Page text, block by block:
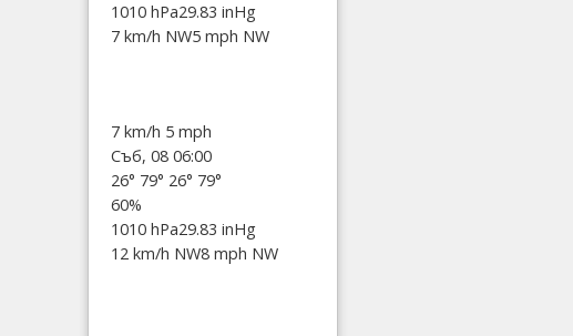
1010 hPa29.83 inHg
7 km/h NW5 mph NW
7 km/h 5 mph
Съб, 08 06:00
26° 79° 26° 79°
60%
1010 hPa29.83 inHg
12 km/h NW8 mph NW